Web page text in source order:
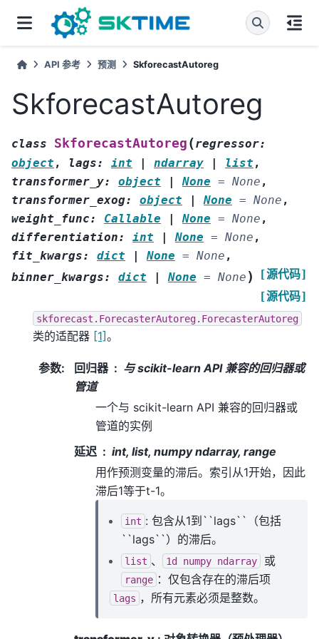
API 参考 预测 SkforecastAutoreg
SkforecastAutoreg
class SkforecastAutoreg (regressor:
object , lags: int ndarray list ,
transformer_y: object None = None ,
transformer_exog: object None = None ,
weight_func: Callable None = None ,
differentiation: int None = None ,
fit_kwargs: dict None = None ,
binner_kwargs: dict None = None )
[源代码]
[源代码]
skforecast.ForecasterAutoreg.ForecasterAutoreg
类的适配器 [1]。
参数: 回归器
与 scikit-learn API 兼容的回归器或
管道
一个与 scikit-learn API 兼容的回归器或
管道的实例
延迟
int, list, numpy ndarray, range
用作预测变量的滞后。索引从1开始，因此
滞后1等于t-1。
int : 包含从1到``lags``（包括
``lags``）的滞后。
list 、 1d numpy ndarray 或
range ：仅包含存在的滞后项
lags ，所有元素必须是整数。